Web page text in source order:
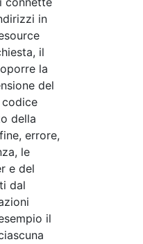
in
il
la
del
della
errore,
le
e del
dal
il